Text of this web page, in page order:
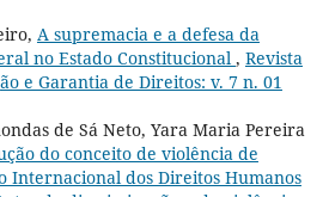
A supremacia e a defesa da
no Estado Constitucional , Revista
e Garantia de Direitos: v. 7 n. 01
de Sá Neto, Yara Maria Pereira
do conceito de violência de
Internacional dos Direitos Humanos